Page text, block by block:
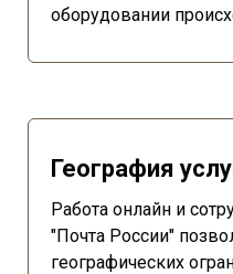
оборудовании
География
Работа онлайн и
"Почта России"
географических